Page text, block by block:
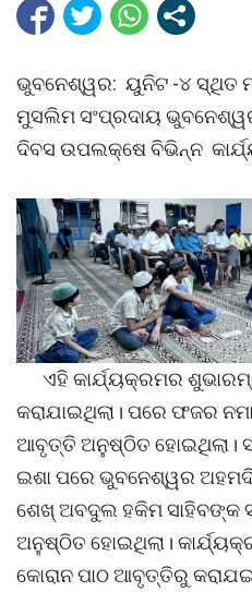
ଭୁବନେଶ୍ୱର: ୟୁନିଟ -୪ ସ୍ଥିତ
ମୁସଲିମ ସଂପ୍ରଦାୟ
ଦିବସ ଉପଲକ୍ଷେ ବିଭିନ୍ନ
ଏହି କାର୍ଯ୍ୟକ୍ରମର
କରାଯାଇଥିଲା। ପରେ ଫଜର
ଆବୃତ୍ତି ଅନୁଷ୍ଠିତ ହୋଇଥିଲା।
ଇଶା ପରେ ଭୁବନେଶ୍ୱର
ଶେଖ୍ ଅବଦୁଲ ହକିମ ସାହିବଙ୍କ
ଅନୁଷ୍ଠିତ ହୋଇଥିଲା।
କୋରାନ ପାଠ ଆବୃତ୍ତିରୁ